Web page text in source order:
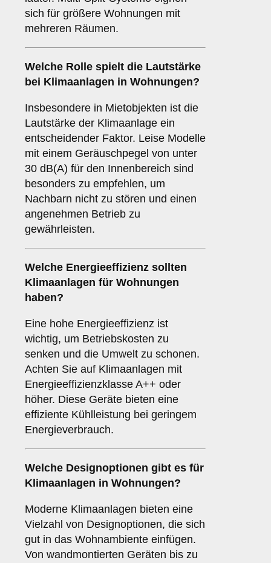
sich für größere Wohnungen mit
mehreren Räumen.
Welche Rolle spielt die Lautstärke
bei Klimaanlagen in Wohnungen?
Insbesondere in Mietobjekten ist die
Lautstärke der Klimaanlage ein
entscheidender Faktor. Leise Modelle
mit einem Geräuschpegel von unter
30 dB(A) für den Innenbereich sind
besonders zu empfehlen, um
Nachbarn nicht zu stören und einen
angenehmen Betrieb zu
gewährleisten.
Welche Energieeffizienz sollten
Klimaanlagen für Wohnungen
haben?
Eine hohe Energieeffizienz ist
wichtig, um Betriebskosten zu
senken und die Umwelt zu schonen.
Achten Sie auf Klimaanlagen mit
Energieeffizienzklasse A++ oder
höher. Diese Geräte bieten eine
effiziente Kühlleistung bei geringem
Energieverbrauch.
Welche Designoptionen gibt es für
Klimaanlagen in Wohnungen?
Moderne Klimaanlagen bieten eine
Vielzahl von Designoptionen, die sich
gut in das Wohnambiente einfügen.
Von wandmontierten Geräten bis zu